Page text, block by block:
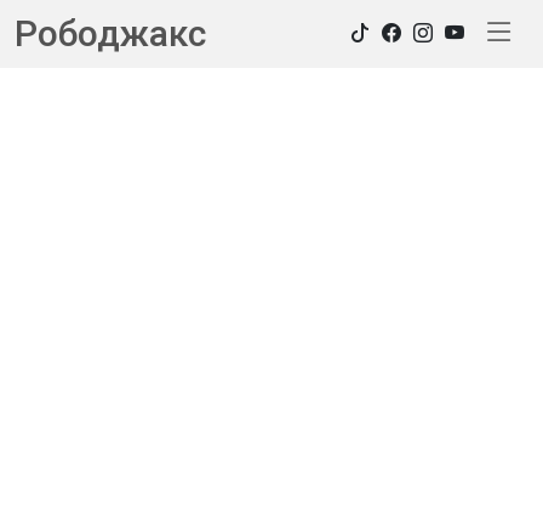
Рободжакс